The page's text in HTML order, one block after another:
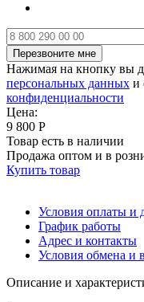
Нажимая на кнопку вы
персональных данных и
конфиденциальности
Цена:
9 800 Р
Товар есть в наличии
Продажа оптом и в
Купить товар
Условия оплаты и
График работы
Адрес и контакты
Условия обмена и
Описание и